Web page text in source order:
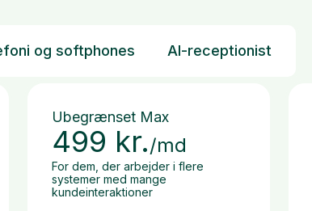
og softphones AI-receptionist
Ubegrænset Max
499 kr./md
For dem, der arbejder i flere
systemer med mange
kundeinteraktioner